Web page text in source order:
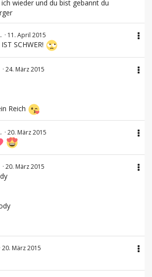
wieder und du bist gebannt du
11. April 2015
SCHWER!
24. März 2015
Reich
20. März 2015
20. März 2015
20. März 2015